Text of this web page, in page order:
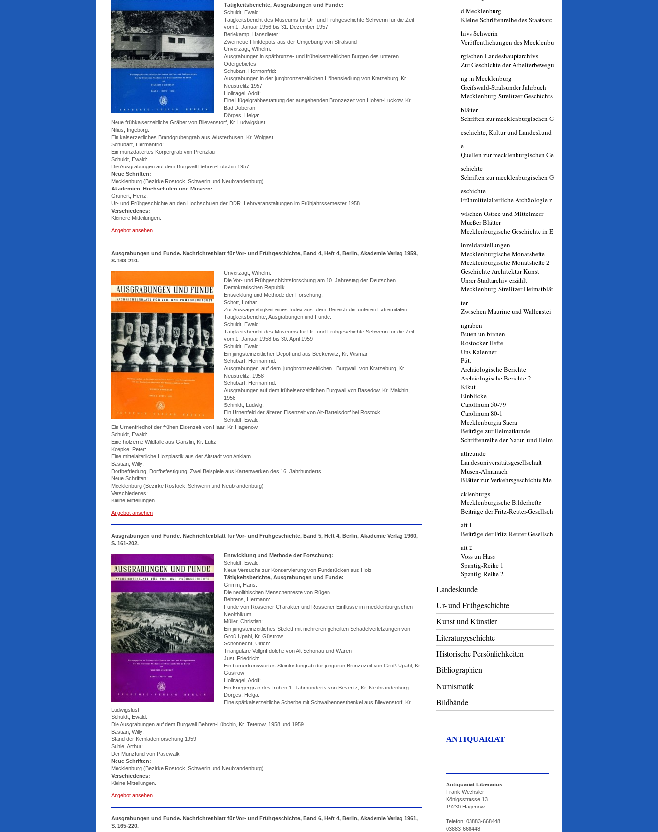
Tätigkeitsberichte, Ausgrabungen und Funde:
Schuldt, Ewald:
Tätigkeitsbericht des Museums für Ur- und Frühgeschichte Schwerin für die Zeit
vom 1. Januar 1956 bis 31. Dezember 1957
Berlekamp, Hansdieter:
Zwei neue Flintdepots aus der Umgebung von Stralsund
Unverzagt, Wilhelm:
Ausgrabungen in spätbronze- und früheisenzeitlichen Burgen des unteren
Odergebietes
Schubart, Hermanfrid:
Ausgrabungen in der jungbronzezeitlichen Höhensiedlung von Kratzeburg, Kr.
Neustrelitz 1957
Hollnagel, Adolf:
Eine Hügelgrabbestattung der ausgehenden Bronzezeit von Hohen-Luckow, Kr.
Bad Doberan
Dörges, Helga:
Neue frühkaiserzeitliche Gräber von Blievenstorf, Kr. Ludwigslust
Nilius, Ingeborg:
Ein kaiserzeitliches Brandgrubengrab aus Wusterhusen, Kr. Wolgast
Schubart, Hermanfrid:
Ein münzdatiertes Körpergrab von Prenzlau
Schuldt, Ewald:
Die Ausgrabungen auf dem Burgwall Behren-Lübchin 1957
Neue Schriften:
Mecklenburg (Bezirke Rostock, Schwerin und Neubrandenburg)
Akademien, Hochschulen und Museen:
Grünert, Heinz:
Ur- und Frühgeschichte an den Hochschulen der DDR. Lehrveranstaltungen im Frühjahrssemester 1958.
Verschiedenes:
Kleinere Mitteilungen.
Angebot ansehen
Ausgrabungen und Funde. Nachrichtenblatt für Vor- und Frühgeschichte, Band 4, Heft 4, Berlin, Akademie Verlag 1959,
S. 163-210.
Unverzagt, Wilhelm:
Die Vor- und Frühgeschichtsforschung am 10. Jahrestag der Deutschen
Demokratischen Republik
Entwicklung und Methode der Forschung:
Schott, Lothar:
Zur Aussagefähigkeit eines Index aus dem Bereich der unteren Extremitäten
Tätigkeitsberichte, Ausgrabungen und Funde:
Schuldt, Ewald:
Tätigkeitsbericht des Museums für Ur- und Frühgeschichte Schwerin für die Zeit
vom 1. Januar 1958 bis 30. April 1959
Schuldt, Ewald:
Ein jungsteinzeitlicher Depotfund aus Beckerwitz, Kr. Wismar
Schubart, Hermanfrid:
Ausgrabungen auf dem jungbronzezeitlichen Burgwall von Kratzeburg, Kr.
Neustrelitz, 1958
Schubart, Hermanfrid:
Ausgrabungen auf dem früheisenzeitlichen Burgwall von Basedow, Kr. Malchin,
1958
Schmidt, Ludwig:
Ein Urnenfeld der älteren Eisenzeit von Alt-Bartelsdorf bei Rostock
Schuldt, Ewald:
Ein Urnenfriedhof der frühen Eisenzeit von Haar, Kr. Hagenow
Schuldt, Ewald:
Eine hölzerne Wildfalle aus Ganzlin, Kr. Lübz
Koepke, Peter:
Eine mittelalterliche Holzplastik aus der Altstadt von Anklam
Bastian, Willy:
Dorfbefriedung, Dorfbefestigung. Zwei Beispiele aus Kartenwerken des 16. Jahrhunderts
Neue Schriften:
Mecklenburg (Bezirke Rostock, Schwerin und Neubrandenburg)
Verschiedenes:
Kleine Mitteilungen.
Angebot ansehen
Ausgrabungen und Funde. Nachrichtenblatt für Vor- und Frühgeschichte, Band 5, Heft 4, Berlin, Akademie Verlag 1960,
S. 161-202.
Entwicklung und Methode der Forschung:
Schuldt, Ewald:
Neue Versuche zur Konservierung von Fundstücken aus Holz
Tätigkeitsberichte, Ausgrabungen und Funde:
Grimm, Hans:
Die neolithischen Menschenreste von Rügen
Behrens, Hermann:
Funde von Rössener Charakter und Rössener Einflüsse im mecklenburgischen
Neolithikum
Müller, Christian:
Ein jungsteinzeitliches Skelett mit mehreren geheilten Schädelverletzungen von
Groß Upahl, Kr. Güstrow
Schohnecht, Ulrich:
Trianguläre Vollgriffdolche von Alt Schönau und Waren
Just, Friedrich:
Ein bemerkenswertes Steinkistengrab der jüngeren Bronzezeit von Groß Upahl, Kr.
Güstrow
Hollnagel, Adolf:
Ein Kriegergrab des frühen 1. Jahrhunderts von Beseritz, Kr. Neubrandenburg
Dörges, Helga:
Eine spätkaiserzeitliche Scherbe mit Schwalbennesthenkel aus Blievenstorf, Kr.
Ludwigslust
Schuldt, Ewald:
Die Ausgrabungen auf dem Burgwall Behren-Lübchin, Kr. Teterow, 1958 und 1959
Bastian, Willy:
Stand der Kemladenforschung 1959
Suhle, Arthur:
Der Münzfund von Pasewalk
Neue Schriften:
Mecklenburg (Bezirke Rostock, Schwerin und Neubrandenburg)
Verschiedenes:
Kleine Mitteilungen.
Angebot ansehen
Ausgrabungen und Funde. Nachrichtenblatt für Vor- und Frühgeschichte, Band 6, Heft 4, Berlin, Akademie Verlag 1961,
S. 165-220.
d Mecklenburg
Kleine Schriftenreihe des Staatsarc
hivs Schwerin
Veröffentlichungen des Mecklenbu
rgischen Landeshauptarchivs
Zur Geschichte der Arbeiterbewegu
ng in Mecklenburg
Greifswald-Stralsunder Jahrbuch
Mecklenburg-Strelitzer Geschichts
blätter
Schriften zur mecklenburgischen G
eschichte, Kultur und Landeskund
e
Quellen zur mecklenburgischen Ge
schichte
Schriften zur mecklenburgischen G
eschichte
Frühmittelalterliche Archäologie z
wischen Ostsee und Mittelmeer
Mueßer Blätter
Mecklenburgische Geschichte in E
inzeldarstellungen
Mecklenburgische Monatshefte
Mecklenburgische Monatshefte 2
Geschichte Architektur Kunst
Unser Stadtarchiv erzählt
Mecklenburg-Strelitzer Heimatblät
ter
Zwischen Maurine und Wallenstei
ngraben
Buten un binnen
Rostocker Hefte
Uns Kalenner
Pütt
Archäologische Berichte
Archäologische Berichte 2
Kikut
Einblicke
Carolinum 50-79
Carolinum 80-1
Mecklenburgia Sacra
Beiträge zur Heimatkunde
Schriftenreihe der Natur- und Heim
atfreunde
Landesuniversitätsgesellschaft
Musen-Almanach
Blätter zur Verkehrsgeschichte Me
cklenburgs
Mecklenburgische Bilderhefte
Beiträge der Fritz-Reuter-Gesellsch
aft 1
Beiträge der Fritz-Reuter-Gesellsch
aft 2
Voss un Hass
Spantig-Reihe 1
Spantig-Reihe 2
Landeskunde
Ur- und Frühgeschichte
Kunst und Künstler
Literaturgeschichte
Historische Persönlichkeiten
Bibliographien
Numismatik
Bildbände
ANTIQUARIAT
Antiquariat Liberarius
Frank Wechsler
Königsstrasse 13
19230 Hagenow
Telefon: 03883-668448
03883-668448